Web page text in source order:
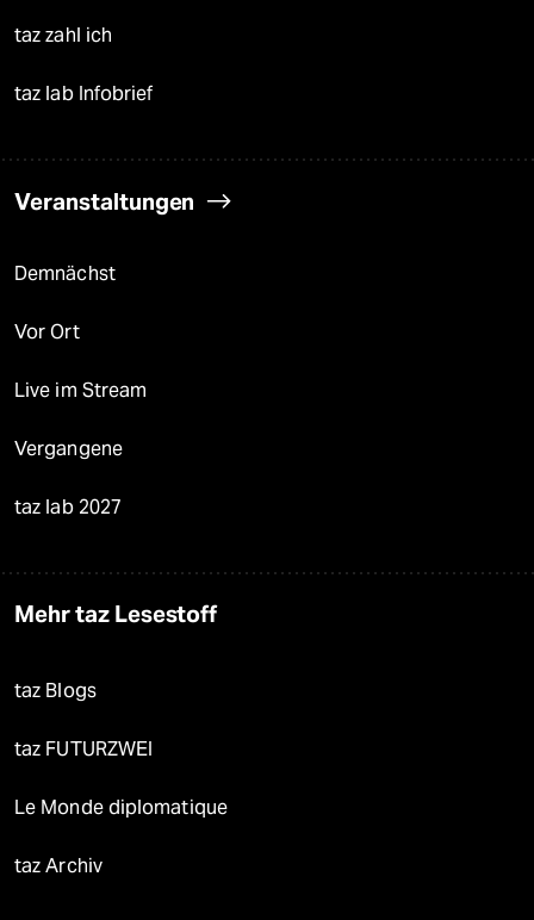
taz zahl ich
taz lab Infobrief
Veranstaltungen
Demnächst
Vor Ort
Live im Stream
Vergangene
taz lab 2027
Mehr taz Lesestoff
taz Blogs
taz FUTURZWEI
Le Monde diplomatique
taz Archiv